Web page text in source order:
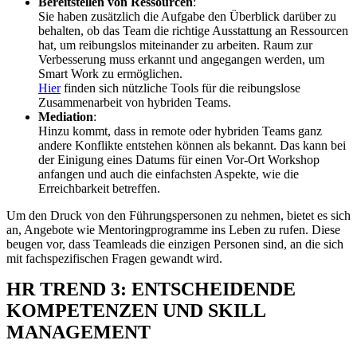
Sie haben zusätzlich die Aufgabe den Überblick darüber zu
behalten, ob das Team die richtige Ausstattung an Ressourcen
hat, um reibungslos miteinander zu arbeiten. Raum zur
Verbesserung muss erkannt und angegangen werden, um
Smart Work zu ermöglichen.
Hierfinden sich nützliche Tools für die reibungslose
Zusammenarbeit von hybriden Teams.
Mediation:
Hinzu kommt, dass in remote oder hybriden Teams ganz
andere Konflikte entstehen können als bekannt. Das kann bei
der Einigung eines Datums für einen Vor-Ort Workshop
anfangen und auch die einfachsten Aspekte, wie die
Erreichbarkeit betreffen.
Um den Druck von den Führungspersonen zu nehmen, bietet es sich
an, Angebote wie Mentoringprogramme ins Leben zu rufen. Diese
beugen vor, dass Teamleads die einzigen Personen sind, an die sich
mit fachspezifischen Fragen gewandt wird.
HR TREND 3: ENTSCHEIDENDE
KOMPETENZEN UND SKILL
MANAGEMENT